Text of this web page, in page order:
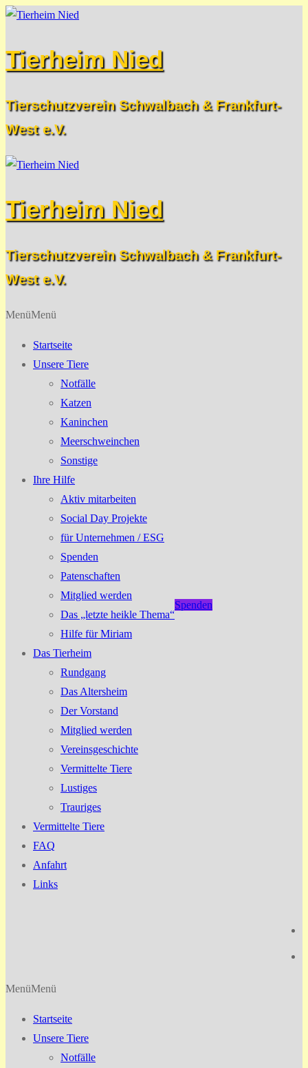
Zum
springen
Menü
Schließen
Tierheim Nied
Tierschutzverein Schwalbach & Frankfurt-
West e.V.
Tierheim Nied
Tierschutzverein Schwalbach & Frankfurt-
West e.V.
MenüMenü
Startseite
Unsere Tiere
Notfälle
Katzen
Kaninchen
Meerschweinchen
Sonstige
Ihre Hilfe
Aktiv mitarbeiten
Social Day Projekte
für Unternehmen / ESG
Spenden
Patenschaften
Mitglied werden
Das „letzte heikle Thema“
Hilfe für Miriam
Das Tierheim
Rundgang
Das Altersheim
Der Vorstand
Mitglied werden
Vereinsgeschichte
Vermittelte Tiere
Lustiges
Trauriges
Vermittelte Tiere
FAQ
Anfahrt
Links
Spenden
MenüMenü
Startseite
Unsere Tiere
Notfälle